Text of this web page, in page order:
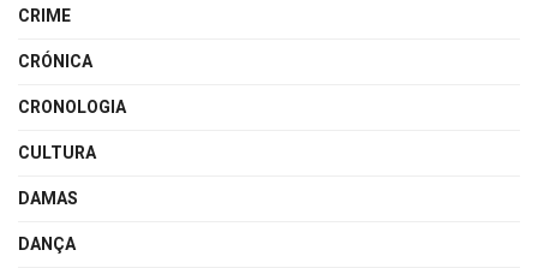
CRIME
CRÓNICA
CRONOLOGIA
CULTURA
DAMAS
DANÇA